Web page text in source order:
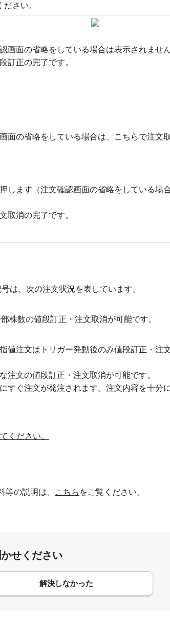
ださい。
面の省略をしている場合は表示されません
訂正の完了です。
面の省略をしている場合は、こちらで注文
します（注文確認画面の省略をしている場
取消の完了です。
は、次の注文状況を表しています。
株数の値段訂正・注文取消が可能です。
値注文はトリガー発動後のみ値段訂正・注
注文の値段訂正・注文取消が可能です。
すぐ注文が発注されます。注文内容を十分
ください。
の説明は、 こちら をご覧ください。
せください
解決しなかった